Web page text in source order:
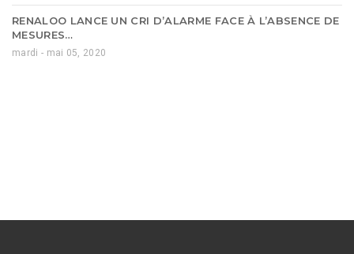
RENALOO LANCE UN CRI D’ALARME FACE À L’ABSENCE DE
MESURES…
mardi - mai 05, 2020